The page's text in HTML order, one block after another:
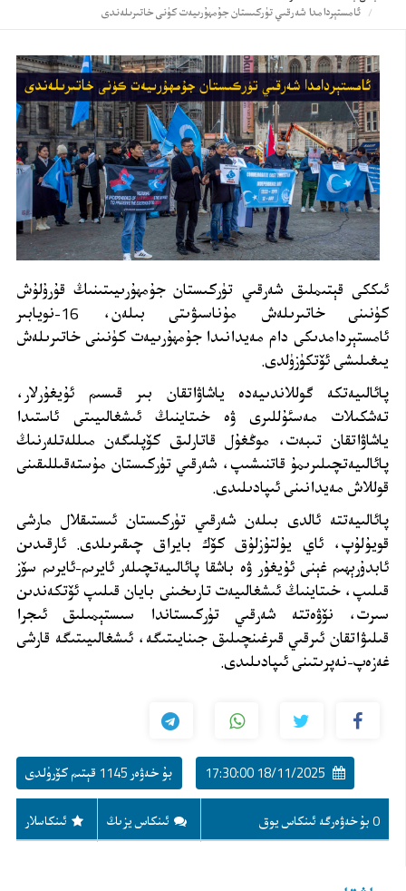
ئامستېردامدا شەرقىي تۈركىستان جۇمھۇرىيەت كۈنى خاتىرىلەندى
ئىككى قېتىملىق شەرقىي تۈركىستان جۇمھۇرىيىتىنىڭ قۇرۇلۇش
كۈنىنى خاتىرىلەش مۇناسىۋىتى بىلەن، 16-نويابىر
ئامستېردامدىكى دام مەيدانىدا جۇمھۇرىيەت كۈنىنى خاتىرىلەش
يىغىلىشى ئۆتكۈزۈلدى.
پائالىيەتكە گوللاندىيەدە ياشاۋاتقان بىر قىسىم ئۇيغۇرلار،
تەشكىلات مەسئۇللىرى ۋە خىتاينىڭ ئىشغالىيىتى ئاستىدا
ياشاۋاتقان تىبەت، موڭغۇل قاتارلىق كۆپلىگەن مىللەتلەرنىڭ
پائالىيەتچىلىرىمۇ قاتنىشىپ، شەرقىي تۈركىستان مۇستەقىللىقىنى
قوللاش مەيدانىنى ئىپادىلىدى.
پائالىيەتتە ئالدى بىلەن شەرقىي تۈركىستان ئىستىقلال مارشى
قويۇلۇپ، ئاي يۇلتۇزلۇق كۆك بايراق چىقىرىلدى. ئارقىدىن
ئابدۇرېھىم غېنى ئۇيغۇر ۋە باشقا پائالىيەتچىلەر ئايرىم-ئايرىم سۆز
قىلىپ، خىتاينىڭ ئىشغالىيەت تارىخىنى بايان قىلىپ ئۆتكەندىن
سىرت، نۆۋەتتە شەرقىي تۈركىستاندا سىستېمىلىق ئىجرا
قىلىۋاتقان ئىرقىي قىرغىنچىلىق جىنايىتىگە، ئىشغالىيىتىگە قارشى
غەزەپ-نەپرىتىنى ئىپادىلىدى.
بۇ خەۋەر 1145 قېتىم كۆرۈلدى 18/11/2025 17:30:00
ئىنكاسلار ئىنكاس يزىڭ 0 بۇ خەۋەرگە ئىنكاس يوق